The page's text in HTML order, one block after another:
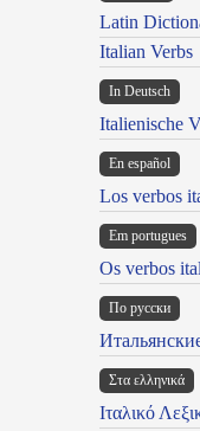
Latin
Italian Verbs
In Deutsch
Italienische
En español
Los verbos
Em portugues
Os verbos
По русски
Στα ελληνικά
Ιταλικό